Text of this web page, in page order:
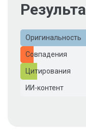
Оригинальность
Совпадения
Цитирования
ИИ-контент